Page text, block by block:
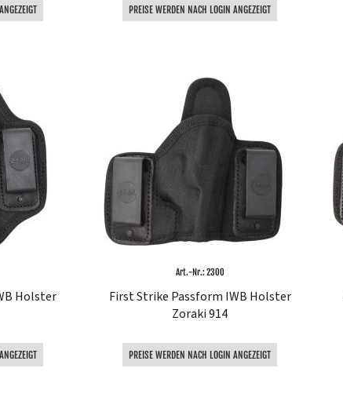
PREISE WERDEN NACH LOGIN ANGEZEIGT
Holster
Art.-Nr.: 2300
First Strike Passform IWB Holster
Zoraki 914
PREISE WERDEN NACH LOGIN ANGEZEIGT